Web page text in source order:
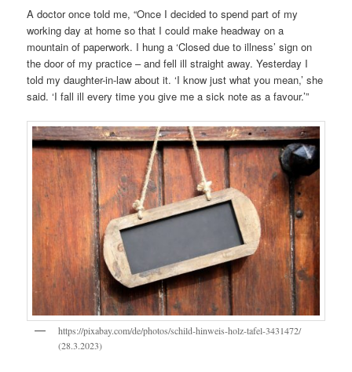
A doctor once told me, “Once I decided to spend part of my
working day at home so that I could make headway on a
mountain of paperwork. I hung a ‘Closed due to illness’ sign on
the door of my practice – and fell ill straight away. Yesterday I
told my daughter-in-law about it. ‘I know just what you mean,’ she
said. ‘I fall ill every time you give me a sick note as a favour.’”
https://pixabay.com/de/photos/schild-hinweis-holz-tafel-3431472/
(28.3.2023)